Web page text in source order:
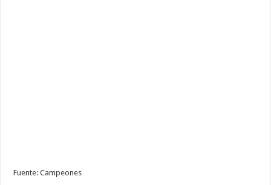
Fuente: Campeones